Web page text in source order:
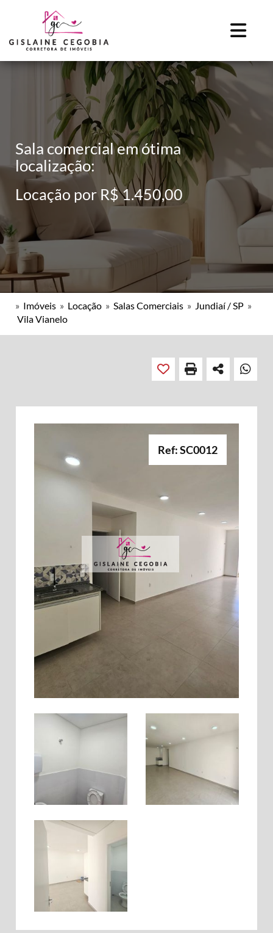
Sala comercial em ótima
localização:
Locação por R$ 1.450,00
» Imóveis » Locação » Salas Comerciais » Jundiaí / SP »
Vila Vianelo
Ref: SC0012